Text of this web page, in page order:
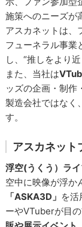
施策へのニーズが
アスカネットは、
フューネラル事業
し、“推しをより
また、当社は
ッズの企画・制作
製造会社ではなく、
す。
アスカネット
浮空(うくう）ラ
空中に映像が浮か
「ASKA3D」 を
ーやVTuberが目